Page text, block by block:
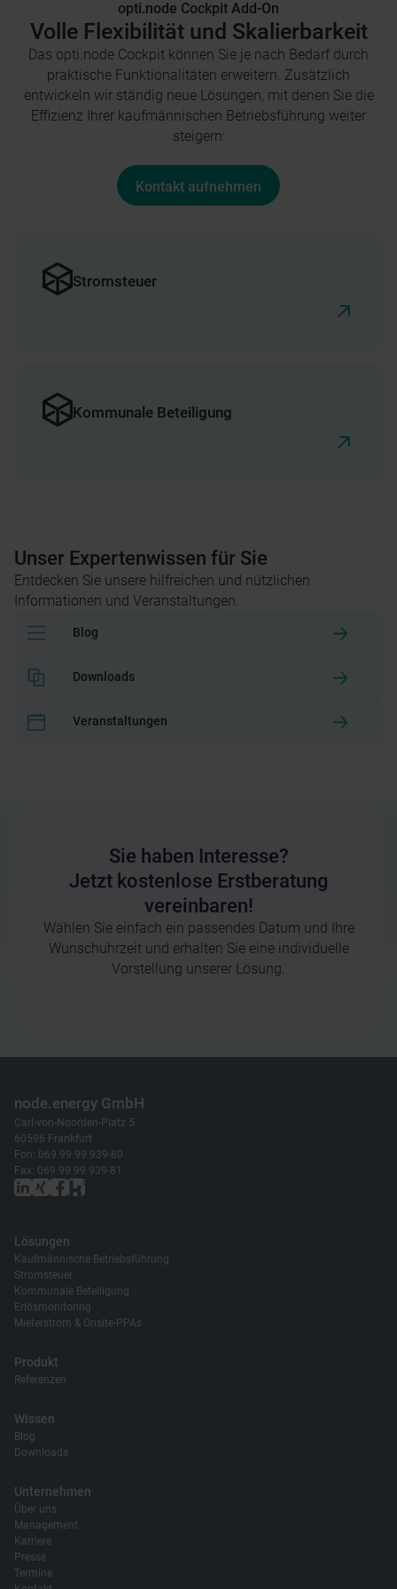
opti.node Cockpit Add-On
Volle Flexibilität und Skalierbarkeit
Das opti.node Cockpit können Sie je nach Bedarf durch
praktische Funktionalitäten erweitern. Zusätzlich
entwickeln wir ständig neue Lösungen, mit denen Sie die
Effizienz Ihrer kaufmännischen Betriebsführung weiter
steigern:
Kontakt aufnehmen
Stromsteuer
Kommunale Beteiligung
Unser Expertenwissen für Sie
Entdecken Sie unsere hilfreichen und nützlichen
Informationen und Veranstaltungen.
Blog
Downloads
Veranstaltungen
Sie haben Interesse?
Jetzt kostenlose Erstberatung
vereinbaren!
Wählen Sie einfach ein passendes Datum und Ihre
Wunschuhrzeit und erhalten Sie eine individuelle
Vorstellung unserer Lösung.
node.energy GmbH
Carl-von-Noorden-Platz 5
60596 Frankfurt
Fon: 069 99 99 939-80
Fax: 069 99 99 939-81
Lösungen
Kaufmännische Betriebsführung
Stromsteuer
Kommunale Beteiligung
Erlösmonitoring
Mieterstrom & Onsite-PPAs
Produkt
Referenzen
Wissen
Blog
Downloads
Unternehmen
Über uns
Management
Karriere
Presse
Termine